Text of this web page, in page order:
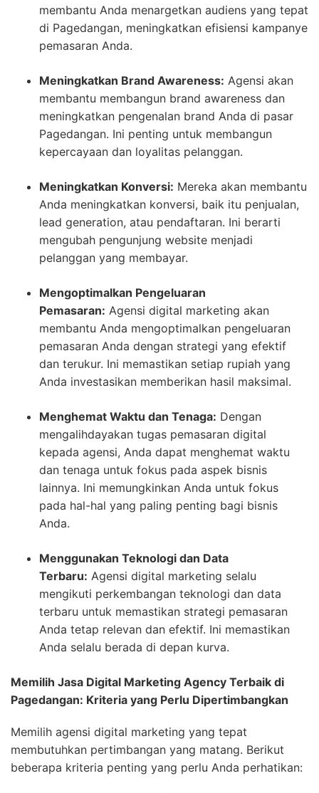
membantu Anda menargetkan audiens yang tepat
di Pagedangan, meningkatkan efisiensi kampanye
pemasaran Anda.
Meningkatkan Brand Awareness: Agensi akan
membantu membangun brand awareness dan
meningkatkan pengenalan brand Anda di pasar
Pagedangan. Ini penting untuk membangun
kepercayaan dan loyalitas pelanggan.
Meningkatkan Konversi: Mereka akan membantu
Anda meningkatkan konversi, baik itu penjualan,
lead generation, atau pendaftaran. Ini berarti
mengubah pengunjung website menjadi
pelanggan yang membayar.
Mengoptimalkan Pengeluaran
Pemasaran: Agensi digital marketing akan
membantu Anda mengoptimalkan pengeluaran
pemasaran Anda dengan strategi yang efektif
dan terukur. Ini memastikan setiap rupiah yang
Anda investasikan memberikan hasil maksimal.
Menghemat Waktu dan Tenaga: Dengan
mengalihdayakan tugas pemasaran digital
kepada agensi, Anda dapat menghemat waktu
dan tenaga untuk fokus pada aspek bisnis
lainnya. Ini memungkinkan Anda untuk fokus
pada hal-hal yang paling penting bagi bisnis
Anda.
Menggunakan Teknologi dan Data
Terbaru: Agensi digital marketing selalu
mengikuti perkembangan teknologi dan data
terbaru untuk memastikan strategi pemasaran
Anda tetap relevan dan efektif. Ini memastikan
Anda selalu berada di depan kurva.
Memilih Jasa Digital Marketing Agency Terbaik di
Pagedangan: Kriteria yang Perlu Dipertimbangkan
Memilih agensi digital marketing yang tepat
membutuhkan pertimbangan yang matang. Berikut
beberapa kriteria penting yang perlu Anda perhatikan: